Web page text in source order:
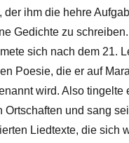
der ihm die hehre
Gedichte zu
sich nach dem 21.
Poesie, die er auf
wird. Also tingelte
Ortschaften und sang
Liedtexte, die sich